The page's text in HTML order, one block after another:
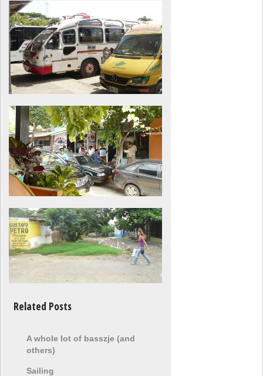
Related Posts
A whole lot of basszje (and
others)
Sailing